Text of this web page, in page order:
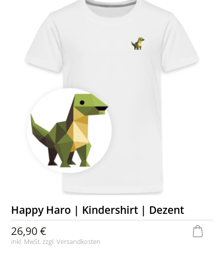
Happy Haro | Kindershirt | Dezent
26,90 €
inkl. MwSt. zzgl.Versandkosten